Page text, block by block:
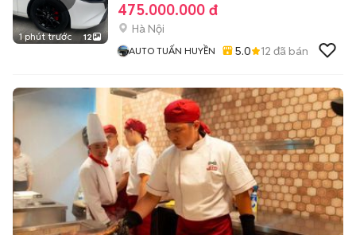
1 phút trước 12
475.000.000 đ
Hà Nội
AUTO TUẤN HUYỀN 5.0 12 đã bán